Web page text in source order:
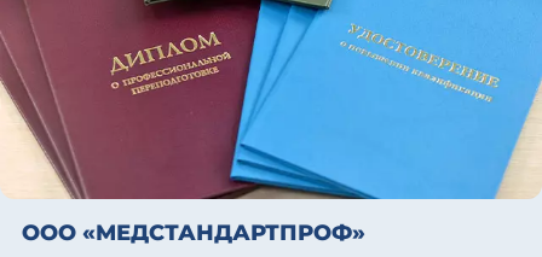
ООО «МЕДСТАНДАРТПРОФ»